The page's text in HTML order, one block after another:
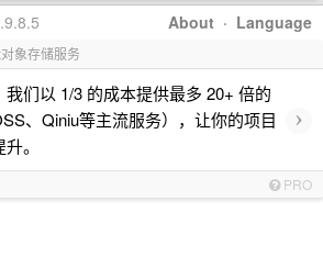
About · Language
象存储服务
们以 1/3 的成本提供最多 20+ 倍的
、Qiniu等主流服务），让你的项目
。
›
PRO